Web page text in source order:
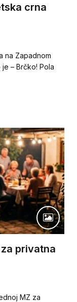
crna
na Zapadnom
– Brčko! Pola
privatna
MZ za